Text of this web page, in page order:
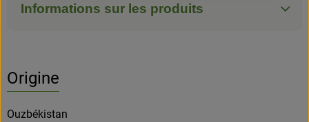
Informations sur les produits
Origine
Ouzbékistan